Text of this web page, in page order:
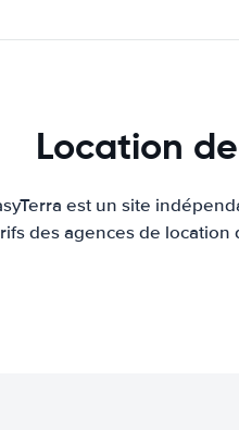
Location
est un site
des agences de